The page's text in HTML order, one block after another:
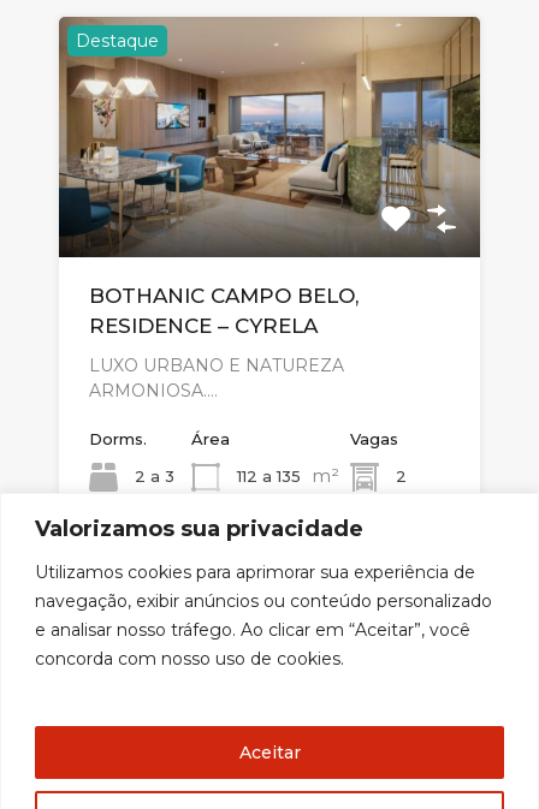
Valorizamos sua privacidade
Utilizamos cookies para aprimorar sua experiência de
navegação, exibir anúncios ou conteúdo personalizado
e analisar nosso tráfego. Ao clicar em “Aceitar”, você
concorda com nosso uso de cookies.
Aceitar
Destaque
BOTHANIC CAMPO BELO,
RESIDENCE – CYRELA
LUXO URBANO E NATUREZA
ARMONIOSA.…
Dorms.
2 a 3
Área
112 a 135
m²
Vagas
2
Consulte